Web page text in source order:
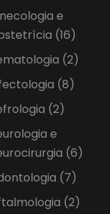
e
(16)
(2)
(8)
(2)
e
(6)
(7)
(2)